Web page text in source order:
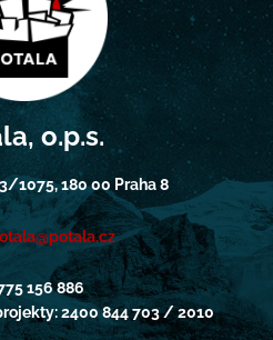
o.p.s.
1075, 180 00 Praha 8
156 886
2400 844 703 / 2010